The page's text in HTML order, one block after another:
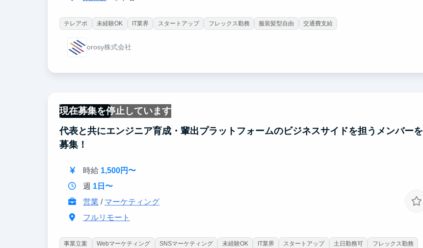
テレアポ 未経験OK IT業界 スタートアップ フレックス勤務 服装髪型自由 交通費支給
orosy株式会社
現在募集を停止しています
フルリモート
代表と共にエンジニア育成・輩出プラットフォームのビジネスサイドを担うメンバーを
募集！
時給 1,500円〜
週 1日〜
営業 / マーケティング
フルリモート
事業立案 Webマーケティング SNSマーケティング 未経験OK IT業界 スタートアップ 土日勤務可
フレックス勤務